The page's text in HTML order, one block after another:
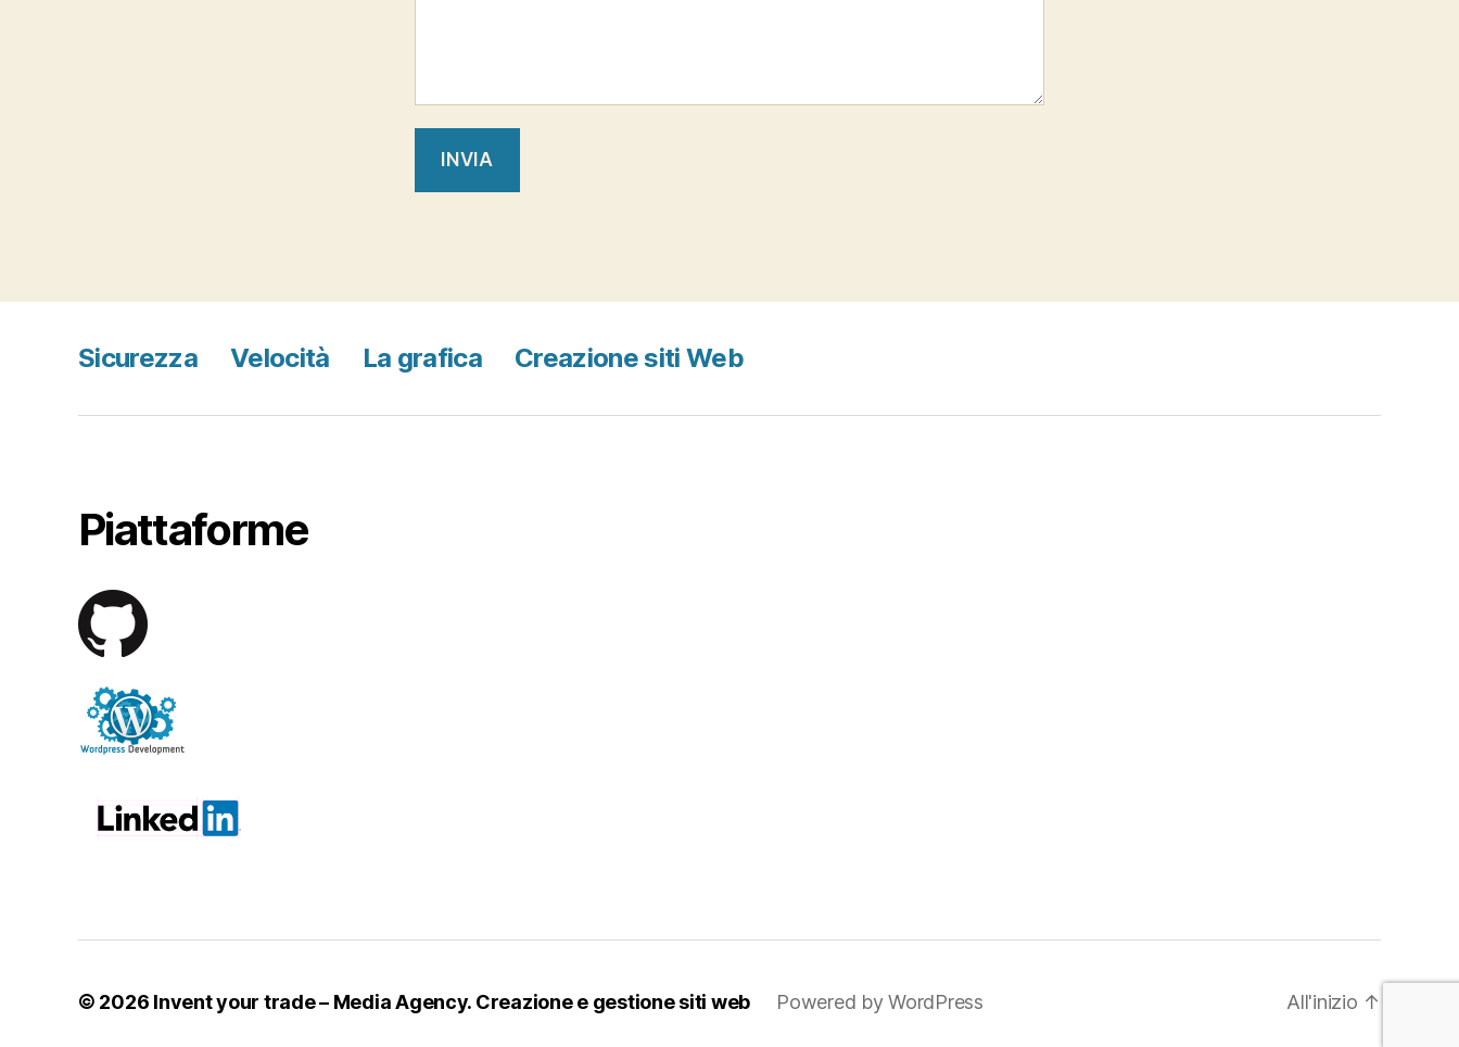
Sicurezza Velocità La grafica Creazione siti Web
Piattaforme
© 2026 Invent your trade – Media Agency. Creazione e gestione siti web Powered by WordPress All'inizio ↑